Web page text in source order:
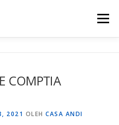
Menu
COMPTIA
2021 OLEH CASA ANDI